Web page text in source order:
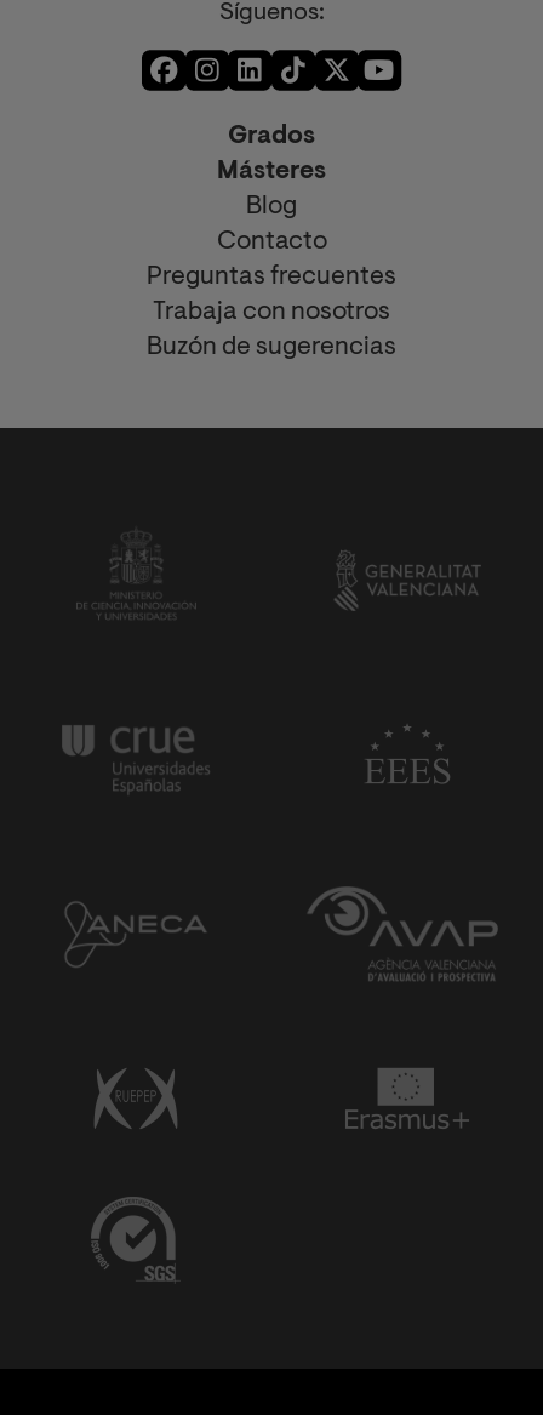
Síguenos:
Grados
Másteres
Blog
Contacto
Preguntas frecuentes
Trabaja con nosotros
Buzón de sugerencias